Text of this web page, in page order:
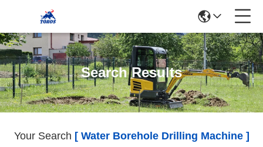
Search Results
Your Search [ Water Borehole Drilling Machine ]